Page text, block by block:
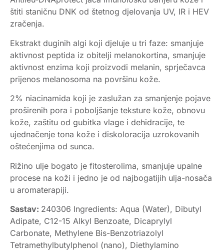
štiti staničnu DNK od štetnog djelovanja UV, IR i HEV
zračenja.
Ekstrakt duginih algi koji djeluje u tri faze: smanjuje
aktivnost peptida iz obitelji melanokortina, smanjuje
aktivnost enzima koji proizvodi melanin, sprječavca
prijenos melanosoma na površinu kože.
2% niacinamida koji je zaslužan za smanjenje pojave
proširenih pora i poboljšanje teksture kože, obnovu
kože, zaštitu od gubitka vlage i dehidracije, te
ujednačenje tona kože i diskoloracija uzrokovanih
oštećenjima od sunca.
Rižino ulje bogato je fitosterolima, smanjuje upalne
procese na koži i jedno je od najbogatijih ulja-nosača
u aromaterapiji.
Sastav: 240306 Ingredients: Aqua (Water), Dibutyl
Adipate, C12-15 Alkyl Benzoate, Dicaprylyl
Carbonate, Methylene Bis-Benzotriazolyl
Tetramethylbutylphenol (nano), Diethylamino